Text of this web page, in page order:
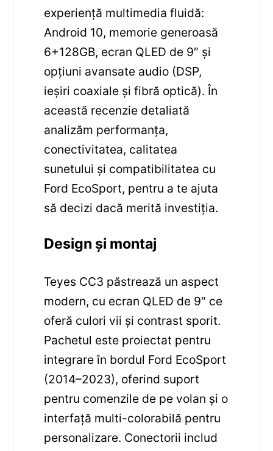
experiență multimedia fluidă:
Android 10, memorie generoasă
6+128GB, ecran QLED de 9″ și
opțiuni avansate audio (DSP,
ieșiri coaxiale și fibră optică). În
această recenzie detaliată
analizăm performanța,
conectivitatea, calitatea
sunetului și compatibilitatea cu
Ford EcoSport, pentru a te ajuta
să decizi dacă merită investiția.
Design și montaj
Teyes CC3 păstrează un aspect
modern, cu ecran QLED de 9″ ce
oferă culori vii și contrast sporit.
Pachetul este proiectat pentru
integrare în bordul Ford EcoSport
(2014–2023), oferind suport
pentru comenzile de pe volan și o
interfață multi-colorabilă pentru
personalizare. Conectorii includ